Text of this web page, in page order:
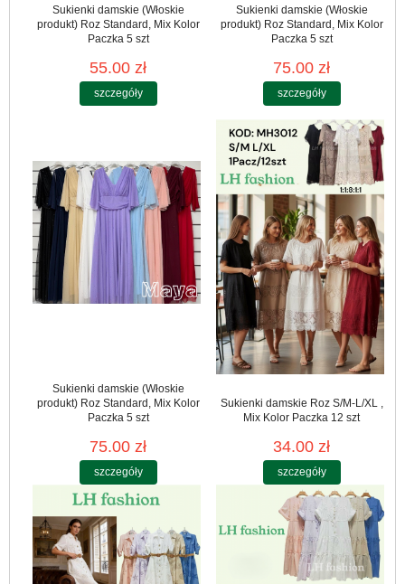
Sukienki damskie (Włoskie
produkt) Roz Standard, Mix Kolor
Paczka 5 szt
55.00 zł
szczegóły
Sukienki damskie (Włoskie
produkt) Roz Standard, Mix Kolor
Paczka 5 szt
75.00 zł
szczegóły
Sukienki damskie (Włoskie
produkt) Roz Standard, Mix Kolor
Paczka 5 szt
75.00 zł
szczegóły
Sukienki damskie Roz S/M-L/XL ,
Mix Kolor Paczka 12 szt
34.00 zł
szczegóły